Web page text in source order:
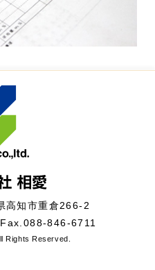
高知市重倉266-2
Fax.088-846-6711
Rights Reserved.